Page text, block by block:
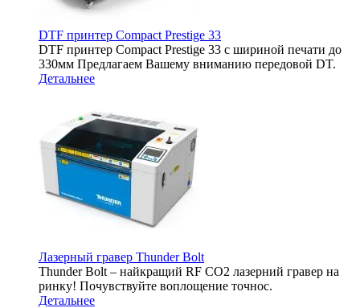
DTF принтер Compact Prestige 33
DTF принтер Compact Prestige 33 с шириной печати до
330мм Предлагаем Вашему вниманию передовой DT.
Детальнее
Лазерный гравер Thunder Bolt
Thunder Bolt – найкращий RF CO2 лазерний гравер на
ринку! Почувствуйте воплощение точнос.
Детальнее